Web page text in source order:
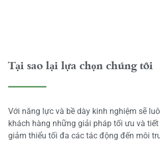
Tại sao lại lựa chọn chúng tôi
Với năng lực và bề dày kinh nghiệm sẽ
khách hàng những giải pháp tối ưu và
giảm thiểu tối đa các tác động đến môi